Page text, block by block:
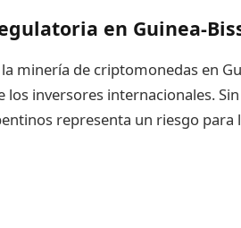
en Guinea-
minería de criptomonedas en
inversores internacionales.
representa un riesgo para